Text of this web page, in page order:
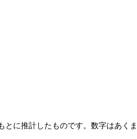
に推計したものです。数字はあく